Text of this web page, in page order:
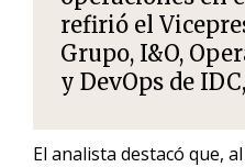
refirió el
Grupo, I&O,
y DevOps de IDC
El analista destacó que,